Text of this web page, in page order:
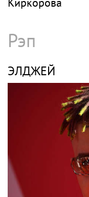
Рэп
ЭЛДЖЕЙ